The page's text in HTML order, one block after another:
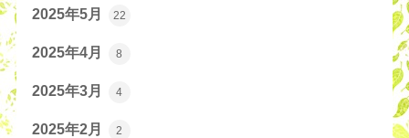
2025年5月 22
2025年4月 8
2025年3月 4
2025年2月 2